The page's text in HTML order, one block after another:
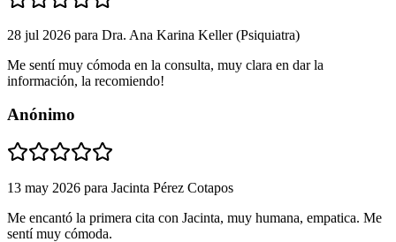
28 jul 2026 para Dra. Ana Karina Keller (Psiquiatra)
Me sentí muy cómoda en la consulta, muy clara en dar la
información, la recomiendo!
Anónimo
13 may 2026 para Jacinta Pérez Cotapos
Me encantó la primera cita con Jacinta, muy humana, empatica. Me
sentí muy cómoda.